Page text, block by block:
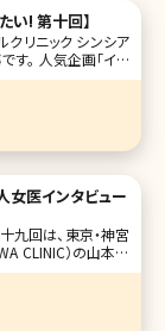
い! 第十回】
リニック シンシア
。 人気企画「イケ
の激戦区、東京・銀
ク シンシアの安嶋
女医インタビュー
九回は、東京・神宮
CLINIC）の山本理
得意とする則本翔院
幅広い施術を提供